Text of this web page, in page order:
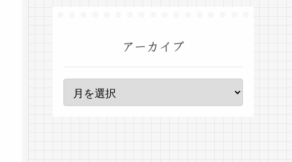
アーカイブ